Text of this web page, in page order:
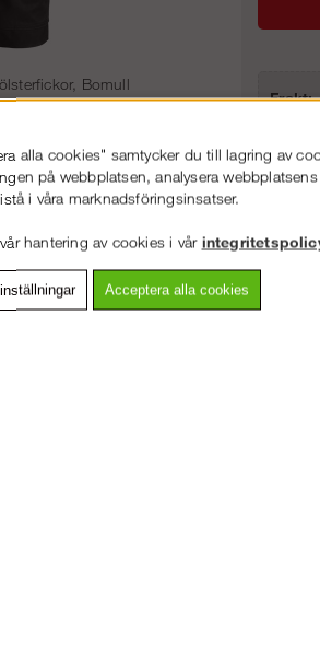
Bomull
Service hela vägen
Prisgaranti
Frakt:
användning. Den här slitstarka byxan
1000
alla cookies" samtycker du till lagring av
på webbplatsen, analysera
i våra marknadsföringsinsatser.
hantering av cookies i vår
Acceptera alla cookies
TILL